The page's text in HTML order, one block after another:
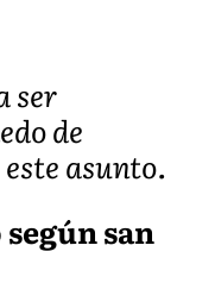
ser
de
asunto.
san